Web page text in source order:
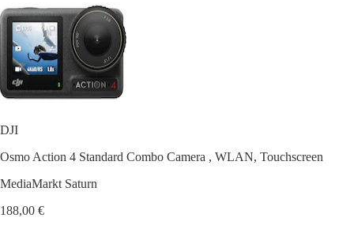
DJI
Osmo Action 4 Standard Combo Camera , WLAN, Touchscreen
MediaMarkt Saturn
188,00 €